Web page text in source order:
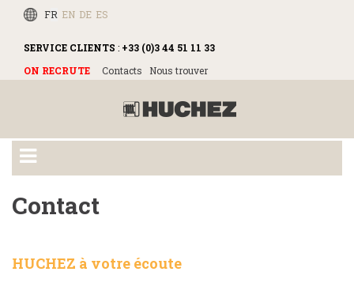
FR EN DE ES
SERVICE CLIENTS : +33 (0)3 44 51 11 33
ON RECRUTE
Contacts Nous trouver
Contact
HUCHEZ à votre écoute